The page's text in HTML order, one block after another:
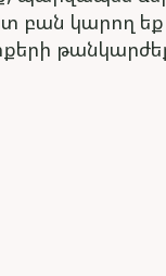
բան կարող եք